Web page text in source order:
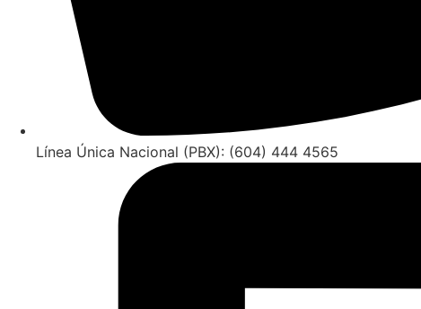
Línea Única Nacional (PBX): (604) 444 4565